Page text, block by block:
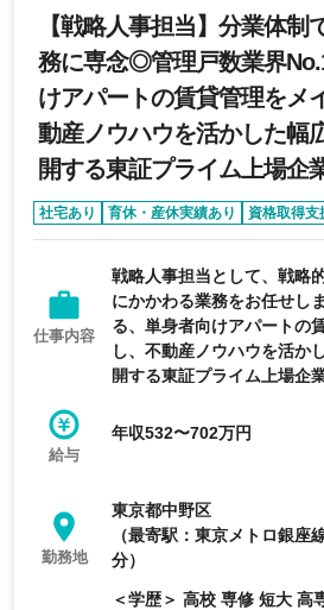
【戦略人事担当】分業体制
務に専念◎管理戸数業界
けアパートの賃貸管理をメ
動産ノウハウを活かした幅
開する東証プライム上場企
社宅あり 育休・産休実績あり
資格取得支
退職金制度あり
リモートワーク可能
仕事内容
戦略人事担当として、戦略
にかかわる業務をお任せし
る、単身者向けアパートの
し、不動産ノウハウを活か
開する東証プライム上場企
給与
年収532〜702万円
勤務地
東京都中野区
（最寄駅：東京メトロ銀
分）
＜学歴＞ 高校 専修 短大 高専 大